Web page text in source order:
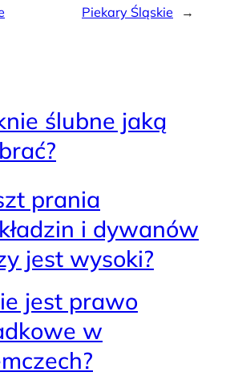
Piekary Śląskie
→
ślubne jaką
prania
i dywanów
jest wysoki?
jest prawo
w